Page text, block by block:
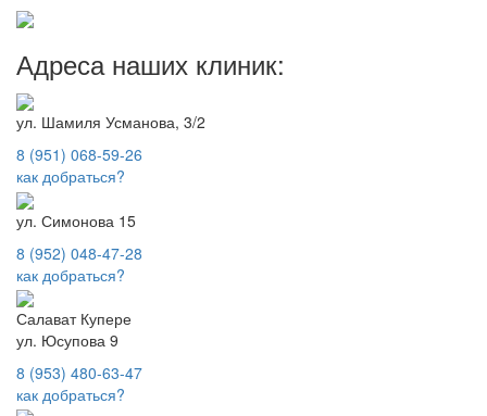
Адреса наших клиник:
ул. Шамиля Усманова, 3/2
8 (951) 068-59-26
как добраться?
ул. Симонова 15
8 (952) 048-47-28
как добраться?
Салават Купере
ул. Юсупова 9
8 (953) 480-63-47
как добраться?